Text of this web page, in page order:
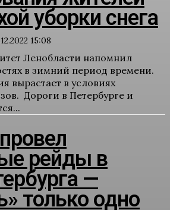
уборки снега
15:08
Ленобласти напомнил
в зимний период времени.
вырастает в условиях
Дороги в Петербурге и
рейды в
—
только одно